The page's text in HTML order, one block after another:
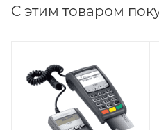
Пыле- и
С этим товаром